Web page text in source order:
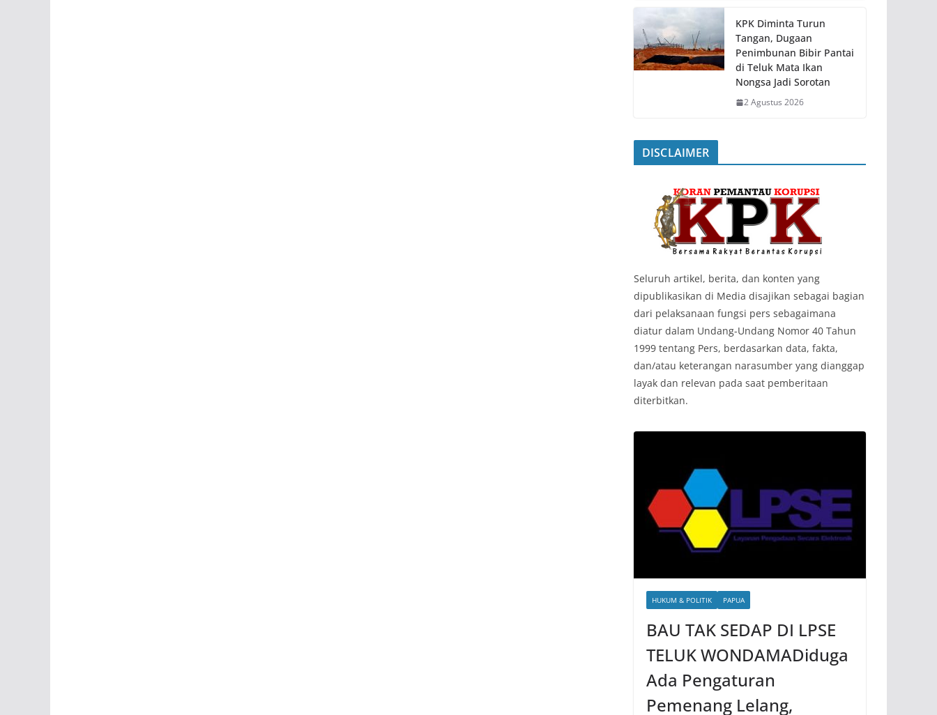
KPK Diminta Turun
Tangan, Dugaan
Penimbunan Bibir Pantai
di Teluk Mata Ikan
Nongsa Jadi Sorotan
2 Agustus 2026
DISCLAIMER
‎Seluruh artikel, berita, dan konten yang
dipublikasikan di Media disajikan sebagai bagian
dari pelaksanaan fungsi pers sebagaimana
diatur dalam Undang-Undang Nomor 40 Tahun
1999 tentang Pers, berdasarkan data, fakta,
dan/atau keterangan narasumber yang dianggap
layak dan relevan pada saat pemberitaan
diterbitkan.
HUKUM & POLITIK PAPUA
BAU TAK SEDAP DI LPSE
TELUK WONDAMADiduga
Ada Pengaturan
Pemenang Lelang,